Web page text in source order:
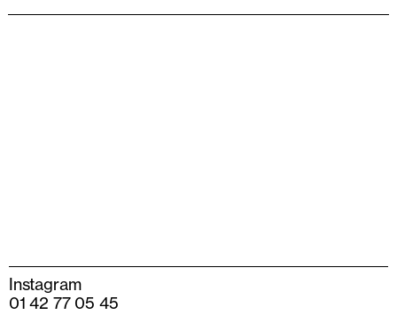
Instagram
01 42 77 05 45